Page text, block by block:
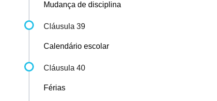
Mudança de disciplina
Cláusula 39
Calendário escolar
Cláusula 40
Férias